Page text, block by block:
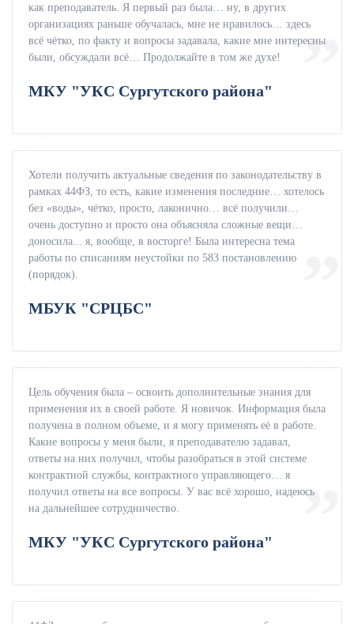
как преподаватель. Я первый раз была… ну, в других
организациях раньше обучалась, мне не нравилось… здесь
всё чётко, по факту и вопросы задавала, какие мне интересны
были, обсуждали всё… Продолжайте в том же духе!
МКУ "УКС Сургутского района"
Хотели получить актуальные сведения по законодательству в
рамках 44ФЗ, то есть, какие изменения последние… хотелось
без «воды», чётко, просто, лаконично… всё получили…
очень доступно и просто она объясняла сложные вещи…
доносила... я, вообще, в восторге! Была интересна тема
работы по списаниям неустойки по 583 постановлению
(порядок).
МБУК "СРЦБС"
Цель обучения была – освоить дополнительные знания для
применения их в своей работе. Я новичок. Информация была
получена в полном объеме, и я могу применять её в работе.
Какие вопросы у меня были, я преподавателю задавал,
ответы на них получил, чтобы разобраться в этой системе
контрактной службы, контрактного управляющего… я
получил ответы на все вопросы. У вас всё хорошо, надеюсь
на дальнейшее сотрудничество.
МКУ "УКС Сургутского района"